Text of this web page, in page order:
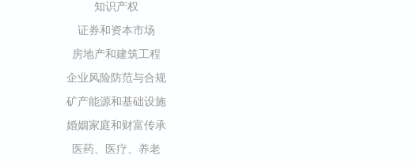
知识产权
证券和资本市场
房地产和建筑工程
企业风险防范与合规
矿产能源和基础设施
婚姻家庭和财富传承
医药、医疗、养老